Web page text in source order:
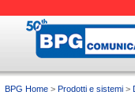
BPG Home > Prodotti e sistemi >